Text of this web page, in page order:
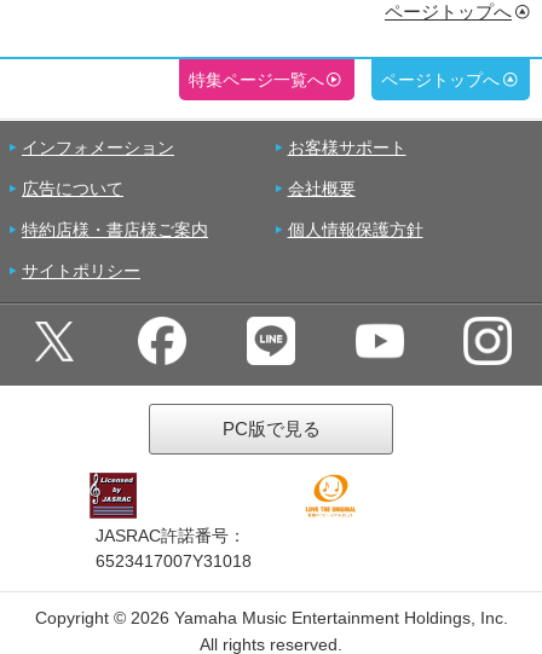
ページトップへ
特集ページ一覧へ ページトップへ
インフォメーション お客様サポート
広告について 会社概要
特約店様・書店様ご案内 個人情報保護方針
サイトポリシー
PC版で見る
JASRAC許諾番号：
6523417007Y31018
Copyright © 2026 Yamaha Music Entertainment Holdings, Inc.
All rights reserved.